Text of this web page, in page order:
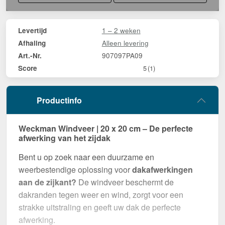
Levertijd 1 – 2 weken
Afhaling Alleen levering
Art.-Nr. 907097PA09
Score 5(1)
Productinfo
Weckman Windveer | 20 x 20 cm – De perfecte
afwerking van het zijdak
Bent u op zoek naar een duurzame en
weerbestendige oplossing voordakafwerkingen
aan de zijkant? De windveer beschermt de
dakranden tegen weer en wind, zorgt voor een
strakke uitstraling en geeft uw dak de perfecte
afwerking.